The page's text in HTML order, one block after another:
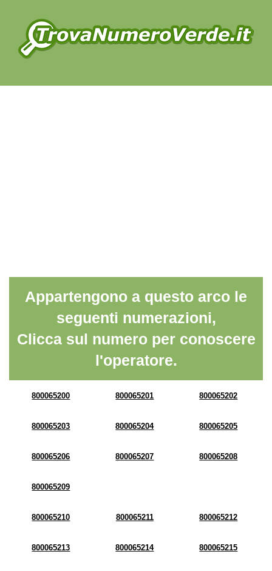
Appartengono a questo arco le
seguenti numerazioni,
Clicca sul numero per conoscere
l'operatore.
800065200 800065201 800065202
800065203 800065204 800065205
800065206 800065207 800065208
800065209
800065210 800065211 800065212
800065213 800065214 800065215